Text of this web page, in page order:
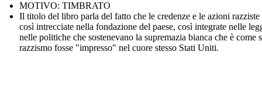
MOTIVO: TIMBRATO
Il titolo del libro parla del fatto che le credenze e le azioni razziste
così intrecciate nella fondazione del paese, così integrate nelle
nelle politiche che sostenevano la supremazia bianca che è come
razzismo fosse "impresso" nel cuore stesso Stati Uniti.